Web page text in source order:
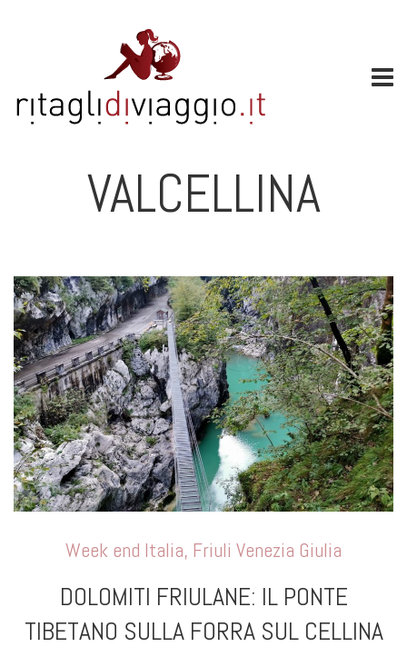
VALCELLINA
Week end Italia, Friuli Venezia Giulia
DOLOMITI FRIULANE: IL PONTE
TIBETANO SULLA FORRA SUL CELLINA